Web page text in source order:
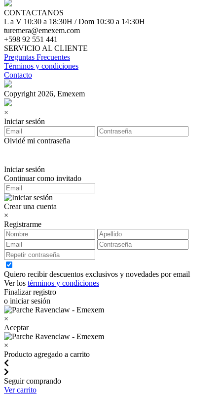
CONTACTANOS
L a V 10:30 a 18:30H / Dom 10:30 a 14:30H
turemera@emexem.com
+598 92 551 441
SERVICIO AL CLIENTE
Preguntas Frecuentes
Términos y condiciones
Contacto
Copyright 2026, Emexem
×
Iniciar sesión
Olvidé mi contraseña
Iniciar sesión
Continuar como invitado
Crear una cuenta
×
Registrarme
Quiero recibir descuentos exclusivos y novedades por email
Ver los términos y condiciones
Finalizar registro
o iniciar sesión
×
Aceptar
×
Producto agregado a carrito
Seguir comprando
Ver carrito